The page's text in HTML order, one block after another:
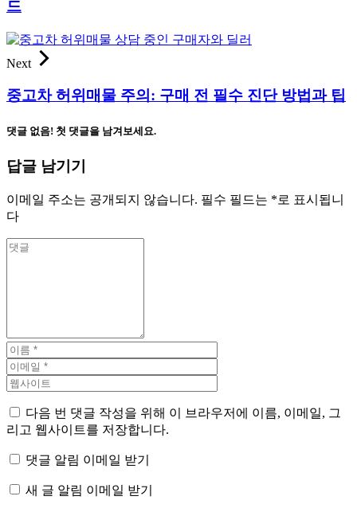
드
Next
중고차 허위매물 주의: 구매 전 필수 진단 방법과 팁
댓글 없음! 첫 댓글을 남겨보세요.
답글 남기기
이메일 주소는 공개되지 않습니다. 필수 필드는 *로 표시됩니
다
다음 번 댓글 작성을 위해 이 브라우저에 이름, 이메일, 그
리고 웹사이트를 저장합니다.
댓글 알림 이메일 받기
새 글 알림 이메일 받기